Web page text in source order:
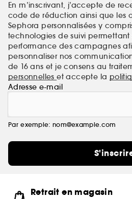
En m’inscrivant, j’accepte de
code de réduction ainsi que les
Sephora personnalisées y
technologies de suivi permettant
performance des campagnes
personnaliser nos
de 16 ans et je consens au
personnelleset accepte la
Adresse e-mail
Par exemple: nom@example.com
Retrait en magasin